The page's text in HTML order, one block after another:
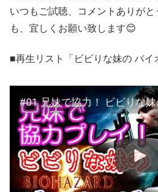
いつもご試聴、コメントありが
も、宜しくお願い致します😊
■再生リスト「ビビりな妹の バイ